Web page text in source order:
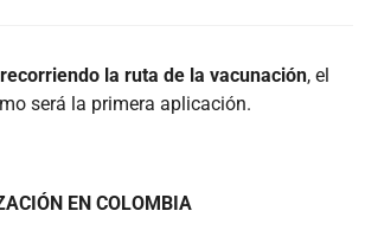
recorriendo la ruta de la vacunación, el
será la primera aplicación.
EN COLOMBIA